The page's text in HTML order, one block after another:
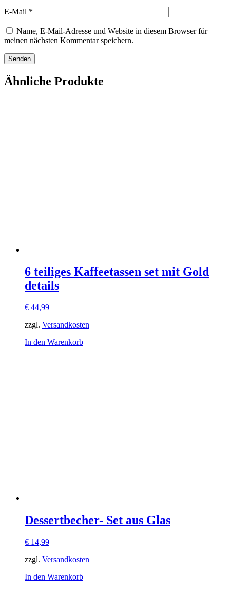
E-Mail *
Name, E-Mail-Adresse und Website in diesem Browser für
meinen nächsten Kommentar speichern.
Ähnliche Produkte
6 teiliges Kaffeetassen set mit Gold
details
€ 44,99
zzgl. Versandkosten
In den Warenkorb
Dessertbecher- Set aus Glas
€ 14,99
zzgl. Versandkosten
In den Warenkorb